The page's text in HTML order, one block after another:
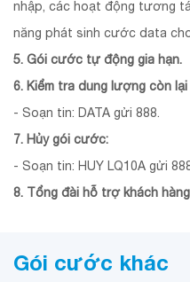
nhập, các hoạt động tương
năng phát sinh cước data
5. Gói cước tự động gia hạn.
6. Kiểm tra dung lượng còn
- Soạn tin: DATA gửi 888.
7. Hủy gói cước:
- Soạn tin: HUY LQ10A gửi
8. Tổng đài hỗ trợ khách
Gói cước khác